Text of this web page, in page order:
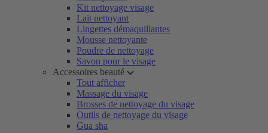
Kit nettoyage visage
Lait nettoyant
Lingettes démaquillantes
Mousse nettoyante
Poudre de nettoyage
Savon pour le visage
Accessoires beauté
Tout afficher
Massage du visage
Brosses de nettoyage du visage
Outils de nettoyage du visage
Gua sha